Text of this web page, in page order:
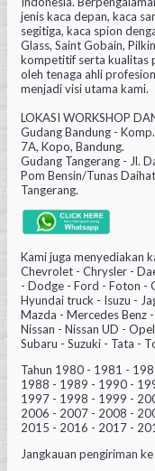
jenis kaca depan, kaca
segitiga, kaca spion
Glass, Saint Gobain,
kompetitif serta kualitas
oleh tenaga ahli
menjadi visi utama kami.
LOKASI WORKSHOP
Gudang Bandung -
7A, Kopo, Bandung.
Gudang Tangerang - Jl.
Pom Bensin/Tunas
Tangerang.
Kami juga menyediakan
Chevrolet - Chrysler -
- Dodge - Ford - Foton -
Hyundai truck - Isuzu -
Mazda - Mercedes Benz
Nissan - Nissan UD -
Subaru - Suzuki - Tata -
Tahun 1980 - 1981 -
1988 - 1989 - 1990 -
1997 - 1998 - 1999 -
2006 - 2007 - 2008 -
2015 - 2016 - 2017 -
Jangkauan pengiriman